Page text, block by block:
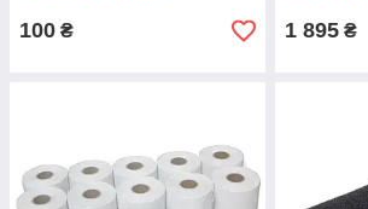
100 ₴ 1 895 ₴